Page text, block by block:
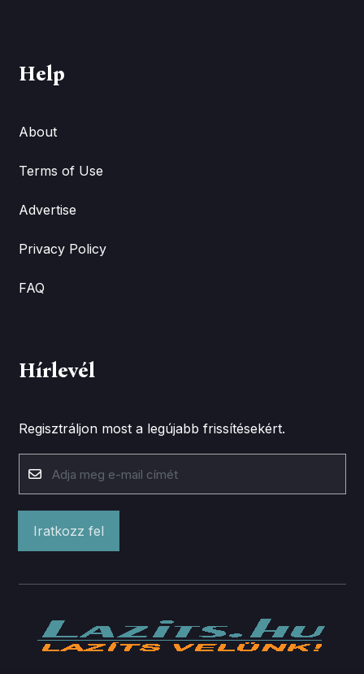
Help
About
Terms of Use
Advertise
Privacy Policy
FAQ
Hírlevél
Regisztráljon most a legújabb frissítésekért.
Iratkozz fel